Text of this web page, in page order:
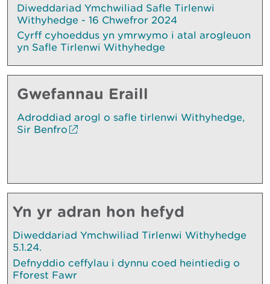
Diweddariad Ymchwiliad Safle Tirlenwi
Withyhedge - 16 Chwefror 2024
Cyrff cyhoeddus yn ymrwymo i atal arogleuon
yn Safle Tirlenwi Withyhedge
Gwefannau Eraill
Adroddiad arogl o safle tirlenwi Withyhedge,
Sir Benfro
Yn yr adran hon hefyd
Diweddariad Ymchwiliad Tirlenwi Withyhedge
5.1.24.
Defnyddio ceffylau i dynnu coed heintiedig o
Fforest Fawr